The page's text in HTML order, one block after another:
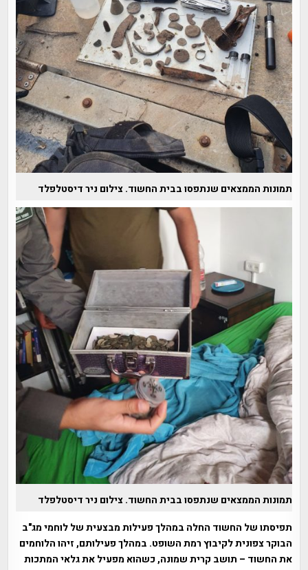
תמונות הממצאים שנתפסו בבית החשוד. צילום ניר דיסטלפלד
תמונות הממצאים שנתפסו בבית החשוד. צילום ניר דיסטלפלד
תפיסתו של החשוד החלה במהלך פעילות מבצעית של לוחמי מג"ב
הבוקר צפונית לקיבוץ רמת השופט. במהלך פעילותם, זיהו הלוחמים
את החשוד – תושב קרית שמונה, כשהוא מפעיל את גלאי המתכות